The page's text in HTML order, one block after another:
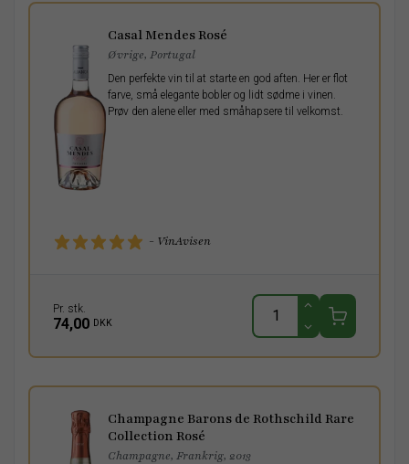
Casal Mendes Rosé
Øvrige, Portugal
Den perfekte vin til at starte en god aften. Her er flot
farve, små elegante bobler og lidt sødme i vinen.
Prøv den alene eller med småhapsere til velkomst.
- VinAvisen
Pr. stk.
74,00 DKK
Champagne Barons de Rothschild Rare
Collection Rosé
Champagne, Frankrig, 2013